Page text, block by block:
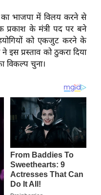
का भाजपा में विलय करने से
के मंत्री पद पर बने
को एकजुट करने के
इस प्रस्ताव को ठुकरा दिया
विकल्प चुना।